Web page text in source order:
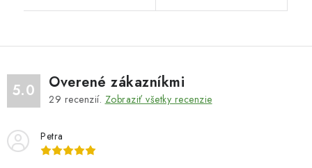
5.0 Overené zákazníkmi
29 recenzií. Zobraziť všetky recenzie
Petra